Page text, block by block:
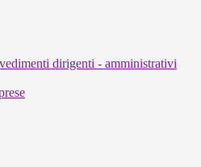
dirigenti - amministrativi